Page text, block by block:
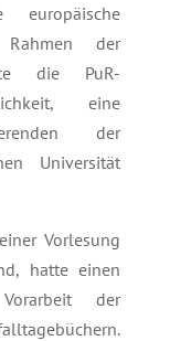
der
die PuR-
eine
der
Universität
Vorlesung
hatte einen
der